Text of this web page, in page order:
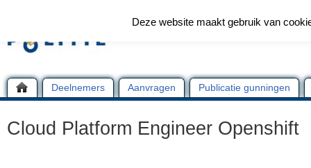
Deelnemers Aanvragen Publicatie gunningen
Cloud Platform Engineer Openshift
Deze website maakt gebruik van